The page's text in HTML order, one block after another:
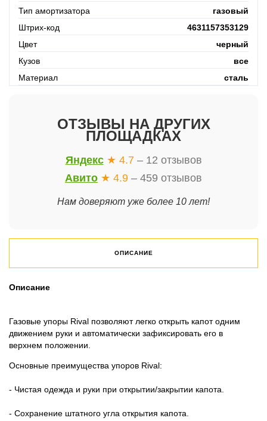
Тип амортизатора
газовый
Штрих-код
4631157353129
Цвет
черный
Кузов
все
Материал
сталь
ОТЗЫВЫ НА ДРУГИХ
ПЛОЩАДКАХ
Яндекс ★ 4.7 – 12 отзывов
Авито ★ 4.9 – 459 отзывов
Нам доверяют уже более 10 лет!
ОПИСАНИЕ
Описание
Газовые упоры Rival позволяют легко открыть капот одним
движением руки и автоматически зафиксировать его в
верхнем положении.
Основные преимущества упоров Rival:
- Чистая одежда и руки при открытии/закрытии капота.
- Сохранение штатного угла открытия капота.